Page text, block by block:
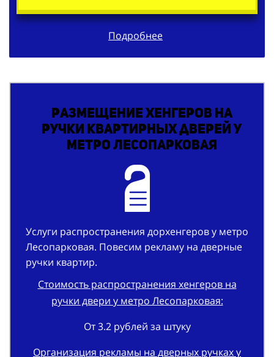
Подробнее
Размещение хенгеров на
ручки квартирных дверей у
метро Лесопарковая
Услуги распространения дорхенгеров у метро
Лесопарковая. Повесим рекламу на дверные
ручки квартир.
Стоимость распространения хенгеров на
ручки двери у метро Лесопарковая:
От 3.2 рублей за штуку
Организация рекламы на дверных ручках у